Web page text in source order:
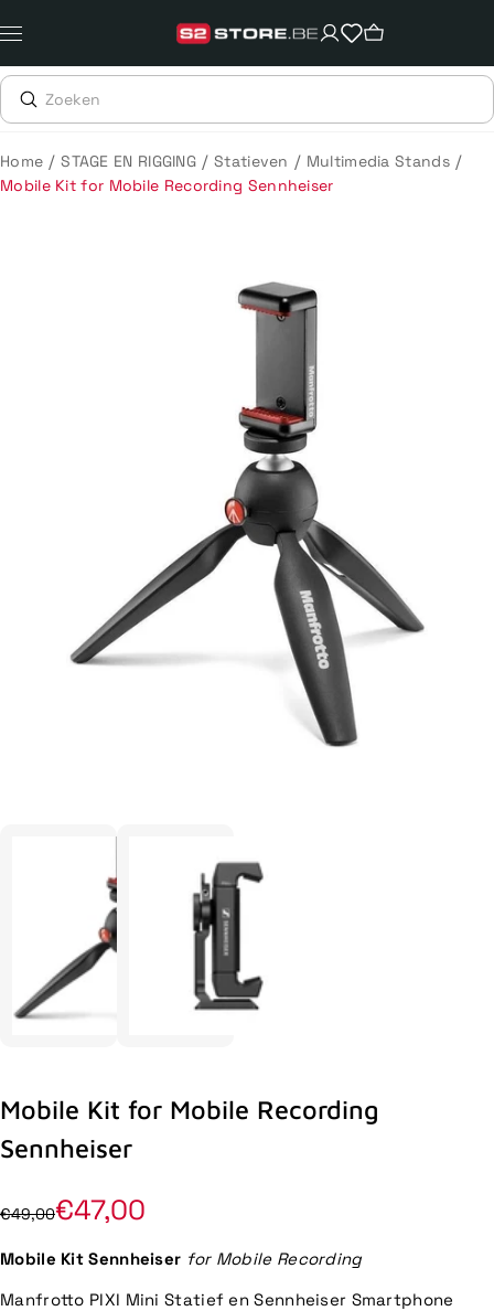
naar
content
Home / STAGE EN RIGGING / Statieven / Multimedia Stands /
Mobile Kit for Mobile Recording Sennheiser
Mobile Kit for Mobile Recording
Sennheiser
€49,00€47,00
Mobile Kit Sennheiser for Mobile Recording
Manfrotto PIXI Mini Statief en Sennheiser Smartphone